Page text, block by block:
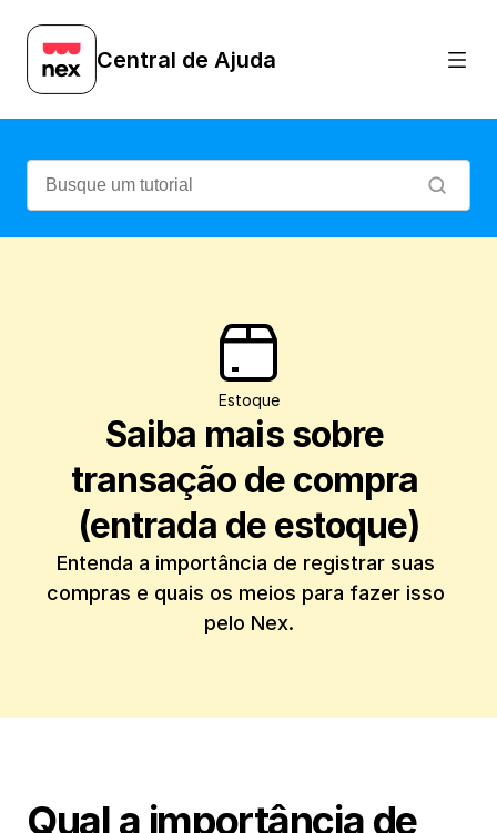
Central de Ajuda
Estoque
Saiba mais sobre
transação de compra
(entrada de estoque)
Entenda a importância de registrar suas
compras e quais os meios para fazer isso
pelo Nex.
Qual a importância de